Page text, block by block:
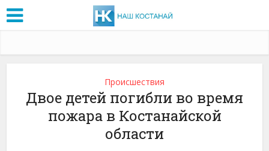
Проиcшествия
Двое детей погибли во время
пожара в Костанайской
области